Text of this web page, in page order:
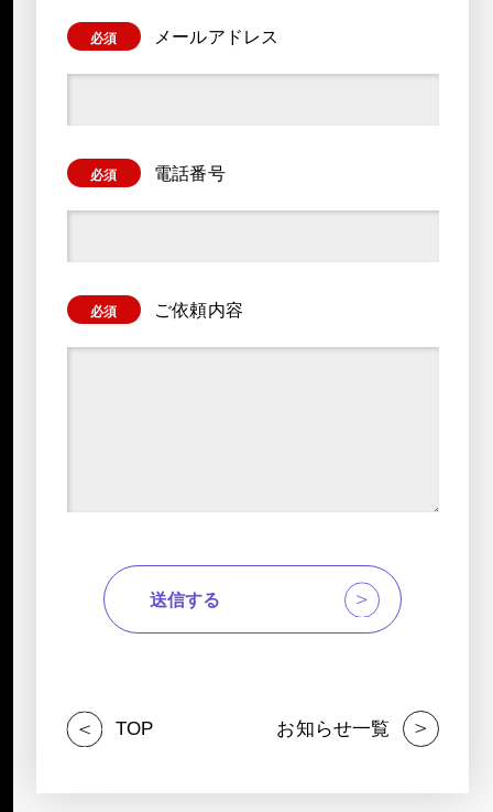
必須 メールアドレス
必須 電話番号
必須 ご依頼内容
TOP お知らせ一覧